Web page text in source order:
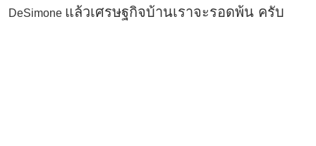
DeSimone แล้วเศรษฐกิจบ้านเราจะรอดพ้น ครับ